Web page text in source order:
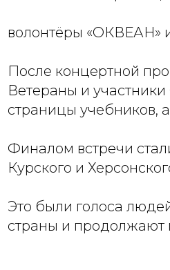
волонтёры «ОКВЕАН»
После концертной
Ветераны и
страницы учебников,
Финалом встречи
Курского и
Это были голоса
страны и продолжают